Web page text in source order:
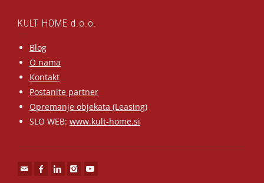
KULT HOME d.o.o.
Blog
O nama
Kontakt
Postanite partner
Opremanje objekata (Leasing)
SLO WEB: www.kult-home.si